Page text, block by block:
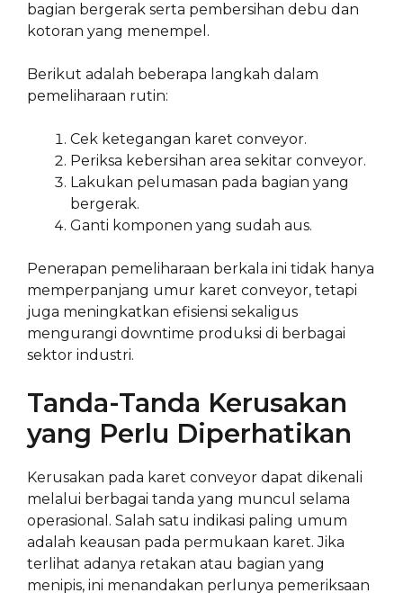
bagian bergerak serta pembersihan debu dan
kotoran yang menempel.
Berikut adalah beberapa langkah dalam
pemeliharaan rutin:
Cek ketegangan karet conveyor.
Periksa kebersihan area sekitar conveyor.
Lakukan pelumasan pada bagian yang
bergerak.
Ganti komponen yang sudah aus.
Penerapan pemeliharaan berkala ini tidak hanya
memperpanjang umur karet conveyor, tetapi
juga meningkatkan efisiensi sekaligus
mengurangi downtime produksi di berbagai
sektor industri.
Tanda-Tanda Kerusakan
yang Perlu Diperhatikan
Kerusakan pada karet conveyor dapat dikenali
melalui berbagai tanda yang muncul selama
operasional. Salah satu indikasi paling umum
adalah keausan pada permukaan karet. Jika
terlihat adanya retakan atau bagian yang
menipis, ini menandakan perlunya pemeriksaan